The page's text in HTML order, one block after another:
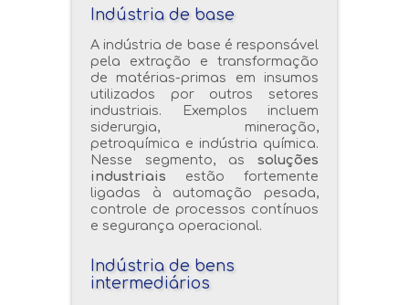
Indústria de base
A indústria de base é responsável
pela extração e transformação
de matérias-primas em insumos
utilizados por outros setores
industriais. Exemplos incluem
siderurgia, mineração,
petroquímica e indústria química.
Nesse segmento, as soluções
industriais estão fortemente
ligadas à automação pesada,
controle de processos contínuos
e segurança operacional.
Indústria de bens
intermediários